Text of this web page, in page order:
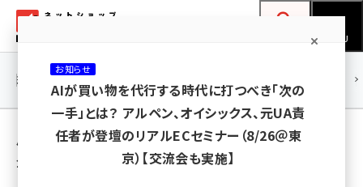
ン
ネットショップ担当者フォーラム
MENU
連載・特集 |
用語「ツルハ」 が使われている記事の一覧
全 2 記事中 1 ～ 2 を表示中
お知らせ
AIが買い物を代行する時代に打つべき「次の
一手」とは？ アルペン、オイシックス、元UA責
任者が登壇のリアルECセミナー（8/26＠東
京）【交流会も実施】